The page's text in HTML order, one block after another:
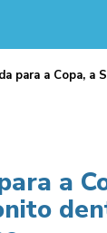
para a Copa, a
a